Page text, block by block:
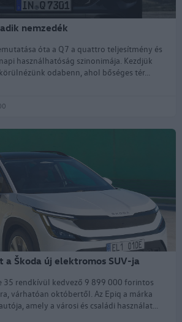
nemzedék
óta a Q7 a quattro teljesítmény és
használhatóság szinonimája. Kezdjük
odabenn, ahol bőséges tér...
a Škoda új elektromos SUV-ja
35 rendkívül kedvező 9 899 000 forintos
várhatóan októbertől. Az Epiq a márka
amely a városi és családi használat...